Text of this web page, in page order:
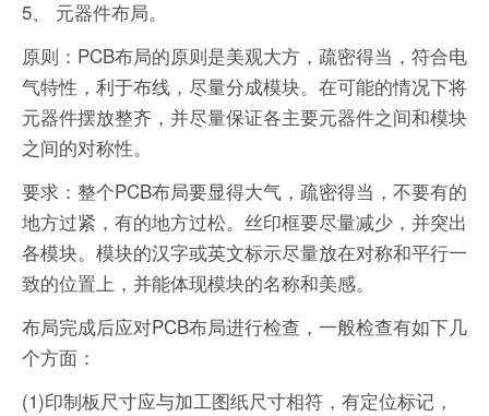
5、 元器件布局。
原则：PCB布局的原则是美观大方，疏密得当，符合电
气特性，利于布线，尽量分成模块。在可能的情况下将
元器件摆放整齐，并尽量保证各主要元器件之间和模块
之间的对称性。
要求：整个PCB布局要显得大气，疏密得当，不要有的
地方过紧，有的地方过松。丝印框要尽量减少，并突出
各模块。模块的汉字或英文标示尽量放在对称和平行一
致的位置上，并能体现模块的名称和美感。
布局完成后应对PCB布局进行检查，一般检查有如下几
个方面：
(1)印制板尺寸应与加工图纸尺寸相符，有定位标记，